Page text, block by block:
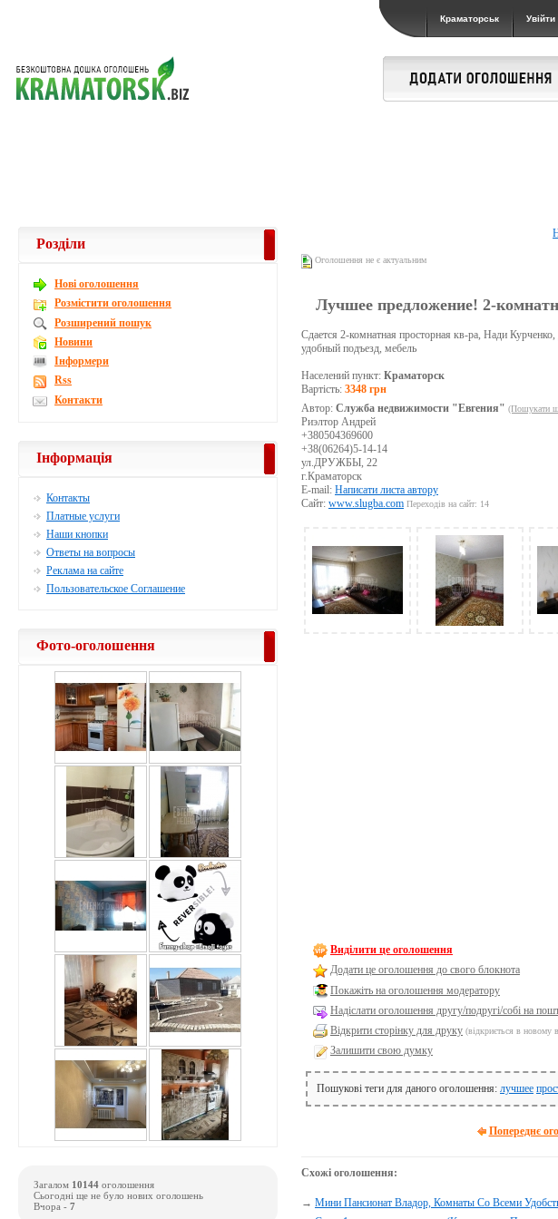
Краматорськ Увійти
Оголошення не є актуальним
Лучшее предложение! 2-
Сдается 2-комнатная просторная кв-ра, Нади
удобный подъезд, мебель
Населений пункт: Краматорск
Вартість: 3348 грн
Автор: Служба недвижимости "Евгения" (Пошукати
Риэлтор Андрей
+380504369600
+38(06264)5-14-14
ул.ДРУЖБЫ, 22
г.Краматорск
E-mail: Написати листа автору
Сайт: www.slugba.com Переходів на сайт: 14
Виділити це оголошення
Додати це оголошення до свого блокнота
Покажіть на оголошення модератору
Надіслати оголошення другу/подругі/собі на
Відкрити сторінку для друку (відкриється в новому
Залишити свою думку
Пошукові теги для даного оголошення: лучшее
Попереднє
Схожі оголошення:
→ Мини Пансионат Владор, Комнаты Со Всеми
Розділи
Новi оголошення
Розмістити оголошення
Розширений пошук
Новини
Інформери
Rss
Контакти
Інформація
Контакты
Платные услуги
Наши кнопки
Ответы на вопросы
Реклама на сайте
Пользовательское Соглашение
Фото-оголошення
Загалом 10144 оголошення
Сьогодні ще не було нових оголошень
Вчора - 7